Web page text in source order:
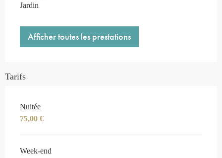
Jardin
Afficher toutes les prestations
Tarifs
Tarifs 2026
Nuitée
75,00 €
Week-end